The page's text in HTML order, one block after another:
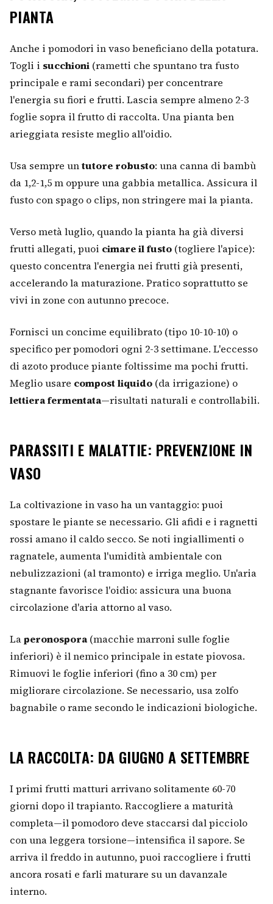
PIANTA
Anche i pomodori in vaso beneficiano della potatura.
Togli i succhioni (rametti che spuntano tra fusto
principale e rami secondari) per concentrare
l'energia su fiori e frutti. Lascia sempre almeno 2-3
foglie sopra il frutto di raccolta. Una pianta ben
arieggiata resiste meglio all'oidio.
Usa sempre untutore robusto: una canna di bambù
da 1,2-1,5 m oppure una gabbia metallica. Assicura il
fusto con spago o clips, non stringere mai la pianta.
Verso metà luglio, quando la pianta ha già diversi
frutti allegati, puoi cimare il fusto (togliere l'apice):
questo concentra l'energia nei frutti già presenti,
accelerando la maturazione. Pratico soprattutto se
vivi in zone con autunno precoce.
Fornisci un concime equilibrato (tipo 10-10-10) o
specifico per pomodori ogni 2-3 settimane. L'eccesso
di azoto produce piante foltissime ma pochi frutti.
Meglio usare compost liquido (da irrigazione) o
lettiera fermentata—risultati naturali e controllabili.
PARASSITI E MALATTIE: PREVENZIONE IN
VASO
La coltivazione in vaso ha un vantaggio: puoi
spostare le piante se necessario. Gli afidi e i ragnetti
rossi amano il caldo secco. Se noti ingiallimenti o
ragnatele, aumenta l'umidità ambientale con
nebulizzazioni (al tramonto) e irriga meglio. Un'aria
stagnante favorisce l'oidio: assicura una buona
circolazione d'aria attorno al vaso.
Laperonospora (macchie marroni sulle foglie
inferiori) è il nemico principale in estate piovosa.
Rimuovi le foglie inferiori (fino a 30 cm) per
migliorare circolazione. Se necessario, usa zolfo
bagnabile o rame secondo le indicazioni biologiche.
LA RACCOLTA: DA GIUGNO A SETTEMBRE
I primi frutti matturi arrivano solitamente 60-70
giorni dopo il trapianto. Raccogliere a maturità
completa—il pomodoro deve staccarsi dal picciolo
con una leggera torsione—intensifica il sapore. Se
arriva il freddo in autunno, puoi raccogliere i frutti
ancora rosati e farli maturare su un davanzale
interno.